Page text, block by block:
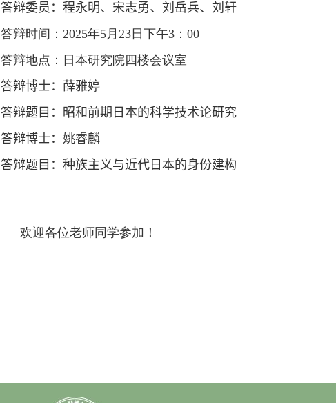
答辩委员： 程永明、 宋志勇、 刘岳兵、 刘轩
答辩时间： 2025年5月 23 日下午3 ： 00
答辩地点：日本研究院四楼会议室
答辩博士： 薛雅婷
答辩题目： 昭和前期日本的科学技术论研究
答辩博士： 姚睿麟
答辩题目： 种族主义与近代日本的身份建构
欢迎各位老师同学参加！